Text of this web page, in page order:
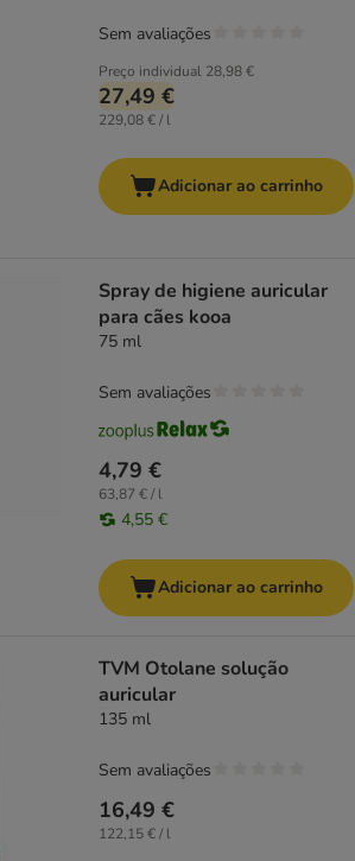
Preço individual 28,98 €
27,49 €
229,08 € / l
Sem avaliações
Adicionar ao carrinho
Spray de higiene auricular
para cães kooa
75 ml
4,79 €
63,87 € / l
4,55 €
Sem avaliações
Adicionar ao carrinho
TVM Otolane solução
auricular
135 ml
16,49 €
122,15 € / l
Sem avaliações